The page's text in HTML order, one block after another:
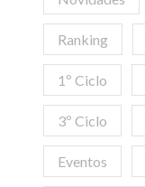
Ranking
1º Ciclo
3º Ciclo
Eventos